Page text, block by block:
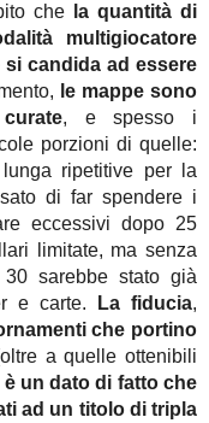
che
la quantità di
multigiocatore
candida ad essere
le mappe sono
, e spesso i
porzioni di quelle:
ripetitive per la
di far spendere i
eccessivi dopo 25
limitate, ma senza
sarebbe stato già
e carte.
La fiducia,
che portino
a quelle ottenibili
è un dato di fatto che
ad un titolo di tripla